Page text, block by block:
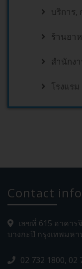
บริการ,
ร้านอา
สำนักง
โรงแรม
Contact info
เลขที่ 615 อาคา
บางกะปิ กรุงเทพมห
02 732 1800, 02